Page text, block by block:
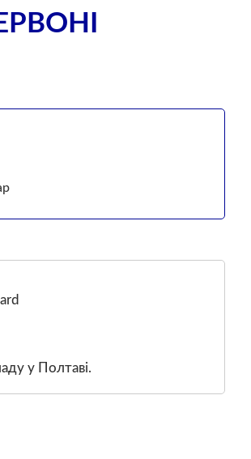
у Полтаві.